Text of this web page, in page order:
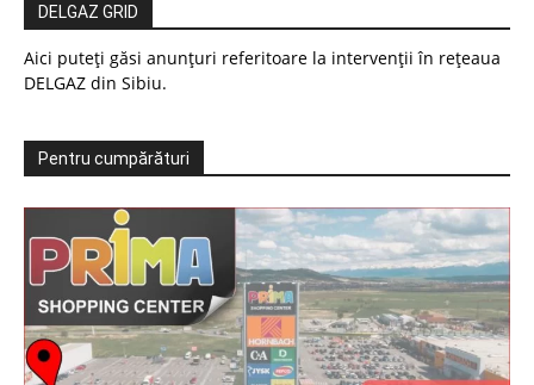
DELGAZ GRID
Aici puteți găsi anunțuri referitoare la intervenții în rețeaua
DELGAZ din Sibiu.
Pentru cumpărături